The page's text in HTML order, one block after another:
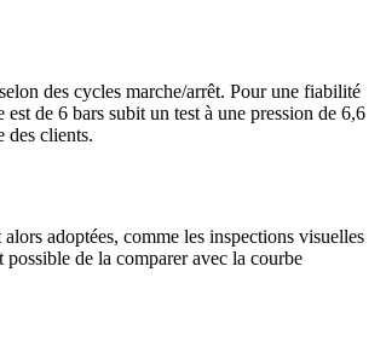
des cycles marche/arrêt. Pour une fiabilité
de 6 bars subit un test à une pression de 6,6
des clients.
adoptées, comme les inspections visuelles
de la comparer avec la courbe